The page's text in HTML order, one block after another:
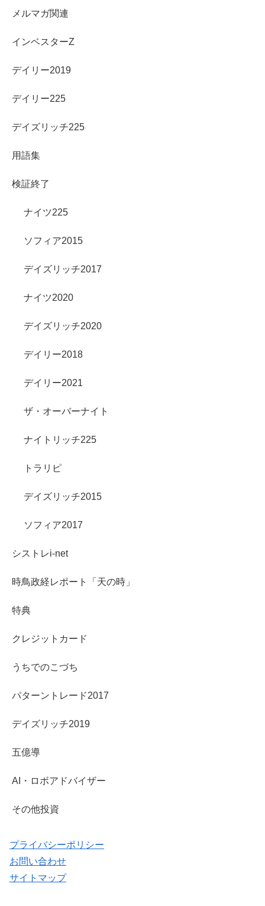
メルマガ関連
インベスターZ
デイリー2019
デイリー225
デイズリッチ225
用語集
検証終了
ナイツ225
ソフィア2015
デイズリッチ2017
ナイツ2020
デイズリッチ2020
デイリー2018
デイリー2021
ザ・オーバーナイト
ナイトリッチ225
トラリピ
デイズリッチ2015
ソフィア2017
シストレi-net
時鳥政経レポート「天の時」
特典
クレジットカード
うちでのこづち
パターントレード2017
デイズリッチ2019
五億導
AI・ロボアドバイザー
その他投資
プライバシーポリシー
お問い合わせ
サイトマップ